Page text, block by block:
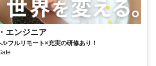
エンジニア
フルリモート×充実の研修あり！